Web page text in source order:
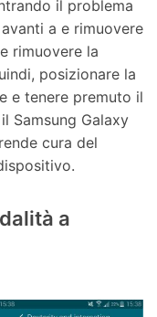
il problema
a e rimuovere
rimuovere la
posizionare la
e tenere premuto il
Samsung Galaxy
cura del
a